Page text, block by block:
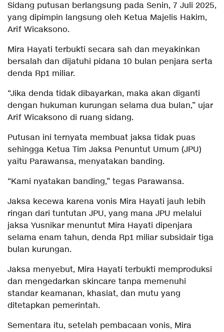
Sidang putusan berlangsung pada Senin, 7 Juli 2025,
yang dipimpin langsung oleh Ketua Majelis Hakim,
Arif Wicaksono.
Mira Hayati terbukti secara sah dan meyakinkan
bersalah dan dijatuhi pidana 10 bulan penjara serta
denda Rp1 miliar.
“Jika denda tidak dibayarkan, maka akan diganti
dengan hukuman kurungan selama dua bulan,” ujar
Arif Wicaksono di ruang sidang.
Putusan ini ternyata membuat jaksa tidak puas
sehingga Ketua Tim Jaksa Penuntut Umum (JPU)
yaitu Parawansa, menyatakan banding.
“Kami nyatakan banding,” tegas Parawansa.
Jaksa kecewa karena vonis Mira Hayati jauh lebih
ringan dari tuntutan JPU, yang mana JPU melalui
jaksa Yusnikar menuntut Mira Hayati dipenjara
selama enam tahun, denda Rp1 miliar subsidair tiga
bulan kurungan.
Jaksa menyebut, Mira Hayati terbukti memproduksi
dan mengedarkan skincare tanpa memenuhi
standar keamanan, khasiat, dan mutu yang
ditetapkan pemerintah.
Sementara itu, setelah pembacaan vonis, Mira